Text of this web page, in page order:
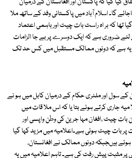
گا۔ اسلام آباد میں پاکستانی وفد کے ساتھ ملا
تھا کہ بر اہ راست بات چیت اور باہمی اعتماد
ضروری ہے کہ ایک دوسرے پر بے جا الزامات
یہ ہے کہ دونوں ممالک مستقبل میں کس حد تک
کے سول اور ملٹری حکام کے درمیان کابل میں ہو نے
میہ جاری کرتے ہوئے بتا یا کہ اس ملا قات میں
چیت ،افغان مہا جرین کی وطن واپسی اور
بات چیت ہوئی ہے۔اعلامیہ میں مزید کہا گیا
ہیںجبکہ دونوں ممالک نے افغانستان،
پر مثبت پیش رفت کی ہے۔ تاہم اعلامیہ میں یہ